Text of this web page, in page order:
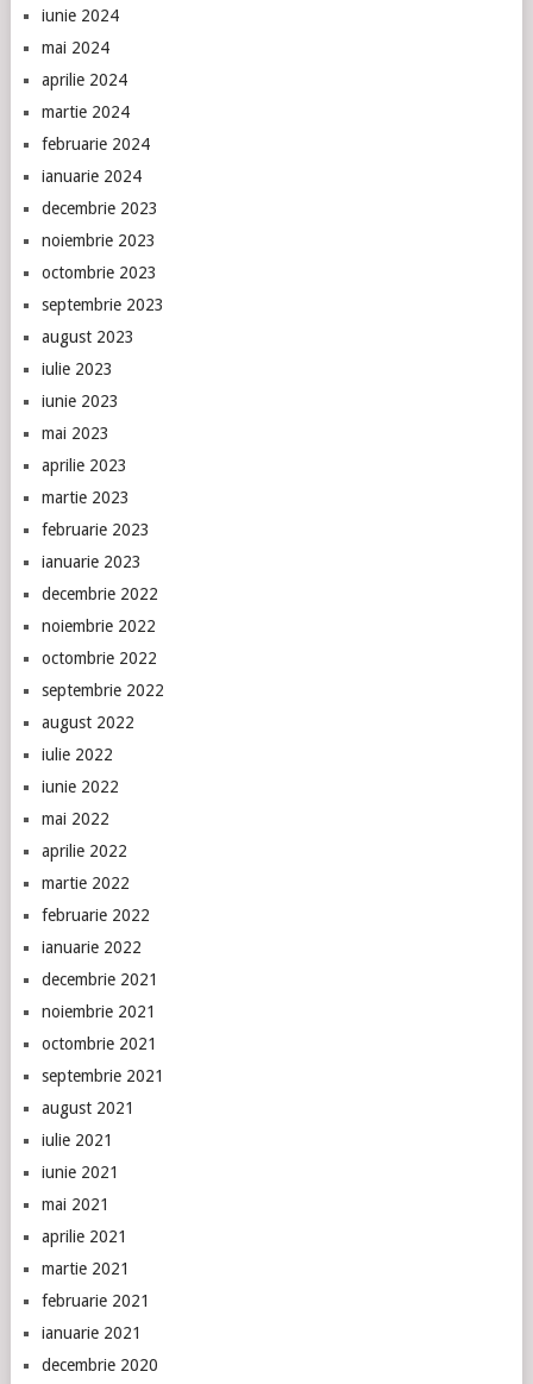
iunie 2024
mai 2024
aprilie 2024
martie 2024
februarie 2024
ianuarie 2024
decembrie 2023
noiembrie 2023
octombrie 2023
septembrie 2023
august 2023
iulie 2023
iunie 2023
mai 2023
aprilie 2023
martie 2023
februarie 2023
ianuarie 2023
decembrie 2022
noiembrie 2022
octombrie 2022
septembrie 2022
august 2022
iulie 2022
iunie 2022
mai 2022
aprilie 2022
martie 2022
februarie 2022
ianuarie 2022
decembrie 2021
noiembrie 2021
octombrie 2021
septembrie 2021
august 2021
iulie 2021
iunie 2021
mai 2021
aprilie 2021
martie 2021
februarie 2021
ianuarie 2021
decembrie 2020